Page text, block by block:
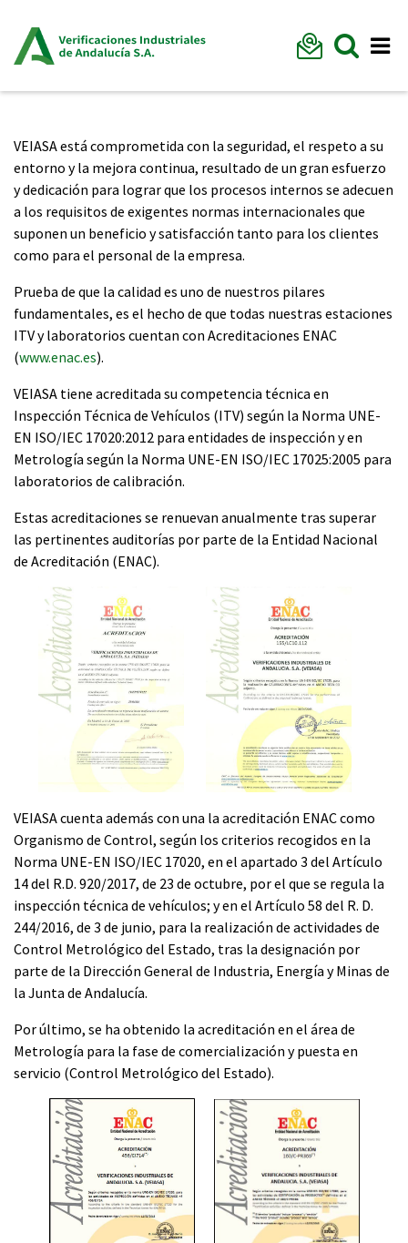
VEIASA está comprometida con la seguridad, el respeto a su
entorno y la mejora continua, resultado de un gran esfuerzo
y dedicación para lograr que los procesos internos se adecuen
a los requisitos de exigentes normas internacionales que
suponen un beneficio y satisfacción tanto para los clientes
como para el personal de la empresa.
Prueba de que la calidad es uno de nuestros pilares
fundamentales, es el hecho de que todas nuestras estaciones
ITV y laboratorios cuentan con Acreditaciones ENAC
(www.enac.es).
VEIASA tiene acreditada su competencia técnica en
Inspección Técnica de Vehículos (ITV) según la Norma UNE-
EN ISO/IEC 17020:2012 para entidades de inspección y en
Metrología según la Norma UNE-EN ISO/IEC 17025:2005 para
laboratorios de calibración.
Estas acreditaciones se renuevan anualmente tras superar
las pertinentes auditorías por parte de la Entidad Nacional
de Acreditación (ENAC).
VEIASA cuenta además con una la acreditación ENAC como
Organismo de Control, según los criterios recogidos en la
Norma UNE-EN ISO/IEC 17020, en el apartado 3 del Artículo
14 del R.D. 920/2017, de 23 de octubre, por el que se regula la
inspección técnica de vehículos; y en el Artículo 58 del R. D.
244/2016, de 3 de junio, para la realización de actividades de
Control Metrológico del Estado, tras la designación por
parte de la Dirección General de Industria, Energía y Minas de
la Junta de Andalucía.
Por último, se ha obtenido la acreditación en el área de
Metrología para la fase de comercialización y puesta en
servicio (Control Metrológico del Estado).